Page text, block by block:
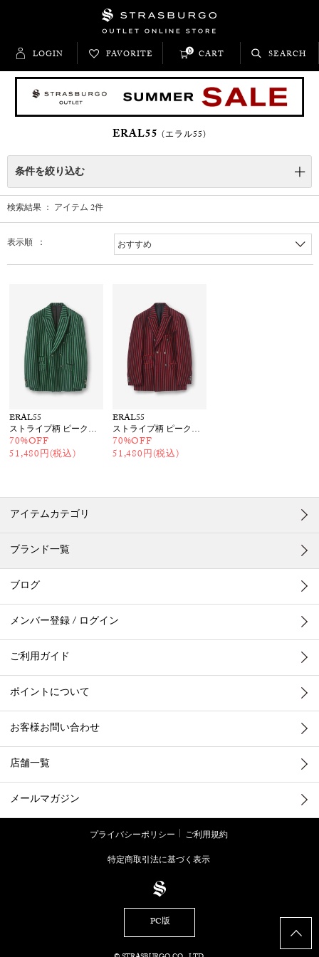
LOGIN FAVORITE CART
0 SEARCH
ERAL55 (エラル55)
条件を絞り込む
検索結果 ： アイテム 2件
表示順 ：
ERAL55
ストライプ柄 ピークドダブルジャケット
70%OFF
51,480円(税込)
ERAL55
ストライプ柄 ピークドダブルジャケット
70%OFF
51,480円(税込)
アイテムカテゴリ
ブランド一覧
ブログ
メンバー登録 / ログイン
ご利用ガイド
ポイントについて
お客様お問い合わせ
店舗一覧
メールマガジン
プライバシーポリシー
ご利用規約
特定商取引法に基づく表示
PC版